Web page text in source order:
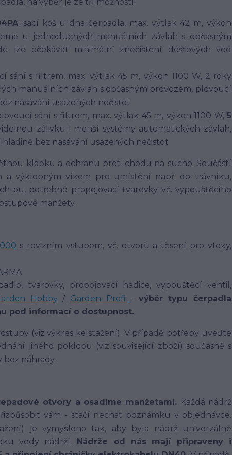
: sací koš u dna čerpadla, max. výtlak 42 m, výkon
u jednoduchých manuálních závlah s občasným
lze očekávat minimální znečištění dešťových vod
sání s filtrem, max. výtlak 45 m, výkon 1100 W, 2 roky
manuálních závlah s občasným provozem, plovoucí
nasávání usazených nečistot
sání s filtrem, max. výtlak 45 m, výkon 1100 W,5
zálivku i menší systémy automatických závlah,
bez nasávání usazených nečistot
klapku a ochranu proti chodu na sucho. Součástí
a výklopným víkem pro umístění např. do trávníku,
potřebné propojovací tvarovky vč. vypouštěcího
manžety.
s revizním vstupem, vč. otvorů a těsení pro vtoky,
tvarovky, propojovací hadice, vypouštěcí ventil,
Hobby/ Garden Profi - výběr typu čerpadla
pod informací o dostupnost.
(viz výkres ke stažení). V případě potřeby uveďte
jiného poklopu (viz související zboží) současně s
náhrady.
otvory a osadíme manžetami. Každá nádrž
vám - stačí nechat poznámku v objednávce.
je vymyšleno tak, aby byla nádrž univerzálně
vody nádrží. Nádrže od nás mají připraveny i